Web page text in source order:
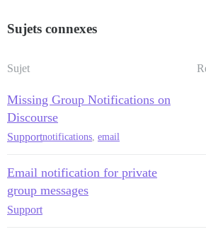
Sujets connexes
Sujet
Missing Group Notifications on
Discourse
Supportnotifications, email
Email notification for private
group messages
Support